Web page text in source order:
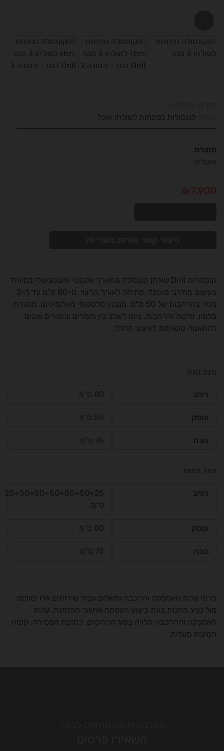
קונסולות נפתחות לשולחן אוכל
תוצרת
איטליה
קונסולות Drill שולחן קונסולה מתארך אלגנטי ופונקציונלי במיוחד
בעיצוב מודרני מוקפד, פתיחה לאורך הרצוי מ-80 ס"מ עד ל-3
מטר בהרחבות של 50 ס"מ. מנגנון טלסקופי מאלומיניום, מסגרת
מלמין, פלטה והרחבות. ניתן לשלב בין חומרים וגימורים שונים
להתאמה מושלמת לעיצוב החלל.
מצב סגור
רוחב 80 ס"מ
עומק 50 ס"מ
גובה 75 ס"מ
מצב פתוח
רוחב
25+50+50+50+50+50+25
ס"מ
עומק 80 ס"מ
גובה 75 ס"מ
פרטי עלות האספקה והרכבה ותשלום עבור שירותים אלו יסוכמו
מול נציג החנות בעת ביצוע העסקה ואישור ההזמנה. עלות
האספקה וההרכבה תלויה בסוג הרהיטים, כתובת המסירה, קומה
וזמינות מעלית.